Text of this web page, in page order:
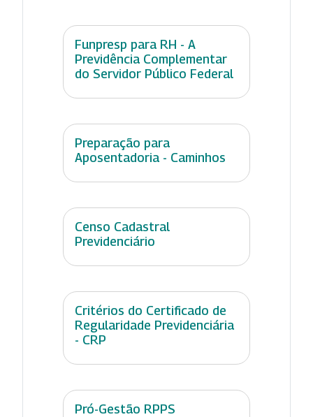
Funpresp para RH - A
Previdência Complementar
do Servidor Público Federal
Preparação para
Aposentadoria - Caminhos
Censo Cadastral
Previdenciário
Critérios do Certificado de
Regularidade Previdenciária
- CRP
Pró-Gestão RPPS